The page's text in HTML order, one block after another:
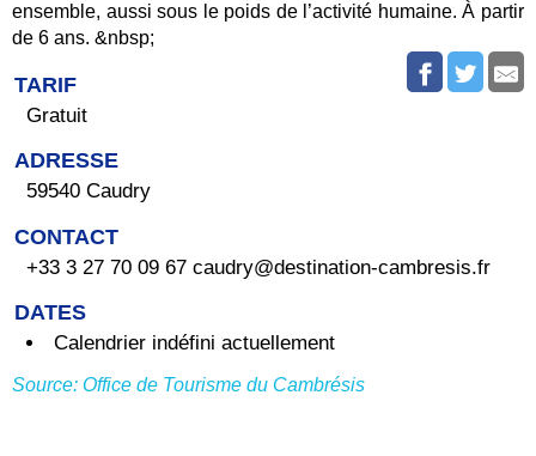
ensemble, aussi sous le poids de l’activité humaine. À partir
de 6 ans. &nbsp;
TARIF
Gratuit
ADRESSE
59540 Caudry
CONTACT
+33 3 27 70 09 67 caudry@destination-cambresis.fr
DATES
Calendrier indéfini actuellement
Source: Office de Tourisme du Cambrésis